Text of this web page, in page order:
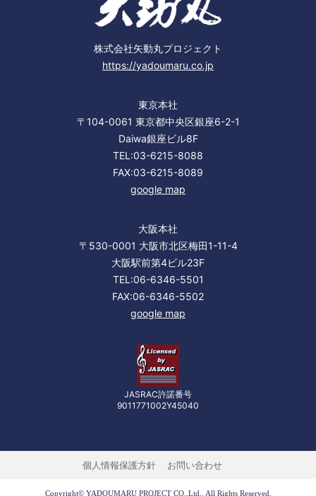
株式会社矢動丸プロジェクト
https://yadoumaru.co.jp
東京本社
〒104-0061 東京都中央区銀座6-2-1
Daiwa銀座ビル8F
TEL:03-6215-8088
FAX:03-6215-8089
google map
大阪本社
〒530-0001 大阪市北区梅田1-11-4
大阪駅前第4ビル23F
TEL:06-6346-5501
FAX:06-6346-5502
google map
JASRAC許諾番号
9011771002Y45040
個人情報保護方針 お問い合わせ
Copyright© YADOUMARU PROJECT CO.,Ltd.. All Rights Reserved.